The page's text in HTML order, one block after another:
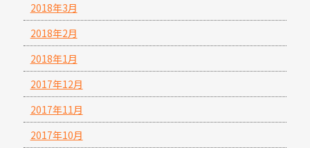
2018年3月
2018年2月
2018年1月
2017年12月
2017年11月
2017年10月